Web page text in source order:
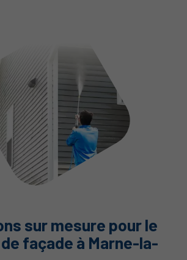
sur mesure pour le
façade à Marne-la-